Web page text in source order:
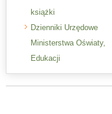
książki
Dzienniki Urzędowe
Ministerstwa Oświaty,
Edukacji